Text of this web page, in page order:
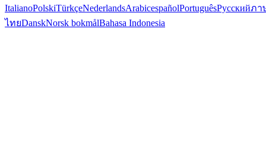
ItalianoPolskiTürkçeNederlandsArabicespañolPortuguêsРусскийภา
ไทยDanskNorsk bokmålBahasa Indonesia